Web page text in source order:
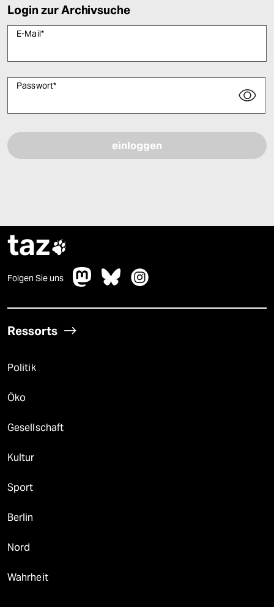
Login zur Archivsuche
E-Mail*
Passwort*
taz
Folgen Sie uns
Ressorts
Politik
Öko
Gesellschaft
Kultur
Sport
Berlin
Nord
Wahrheit